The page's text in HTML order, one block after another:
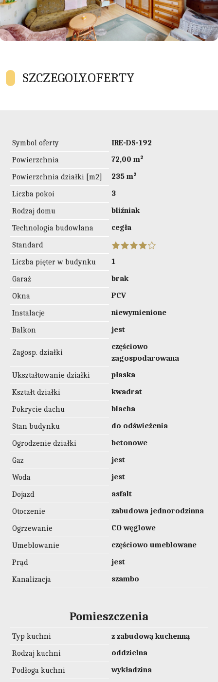
SZCZEGOLY.OFERTY
Symbol oferty
IRE-DS-192
Powierzchnia
72,00 m²
Powierzchnia działki [m2]
235 m²
Liczba pokoi
3
Rodzaj domu
bliźniak
Technologia budowlana
cegła
Standard
Liczba pięter w budynku
1
Garaż
brak
Okna
PCV
Instalacje
niewymienione
Balkon
jest
Zagosp. działki
częściowo
zagospodarowana
Ukształtowanie działki
płaska
Kształt działki
kwadrat
Pokrycie dachu
blacha
Stan budynku
do odświeżenia
Ogrodzenie działki
betonowe
Gaz
jest
Woda
jest
Dojazd
asfalt
Otoczenie
zabudowa jednorodzinna
Ogrzewanie
CO węglowe
Umeblowanie
częściowo umeblowane
Prąd
jest
Kanalizacja
szambo
Pomieszczenia
Typ kuchni
z zabudową kuchenną
Rodzaj kuchni
oddzielna
Podłoga kuchni
wykładzina